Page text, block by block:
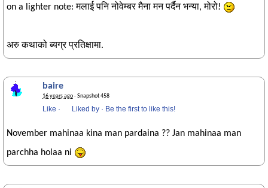
on a lighter note: मलाई पनि नोवेम्बर मैना मन पर्दैन भन्या, मोरो!
अरु कथाको ब्यग्र प्रतिक्षामा.
baire
16 years ago· Snapshot 458
Like · Liked by · Be the first to like this!
November mahinaa kina man pardaina ?? Jan mahinaa man
parchha holaa ni